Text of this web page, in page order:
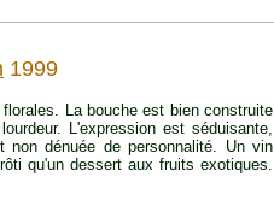
1999
La bouche est bien construite
L'expression est séduisante,
dénuée de personnalité. Un vin
qu'un dessert aux fruits exotiques.